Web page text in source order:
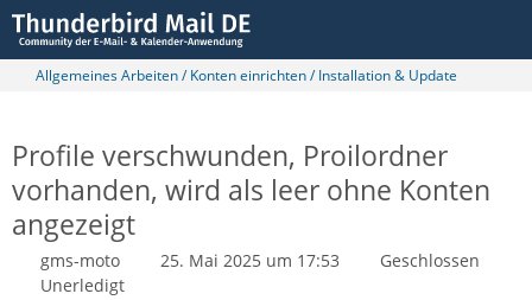
Allgemeines Arbeiten / Konten einrichten / Installation & Update
Profile verschwunden, Proilordner
vorhanden, wird als leer ohne Konten
angezeigt
gms-moto 25. Mai 2025 um 17:53
Geschlossen
Unerledigt